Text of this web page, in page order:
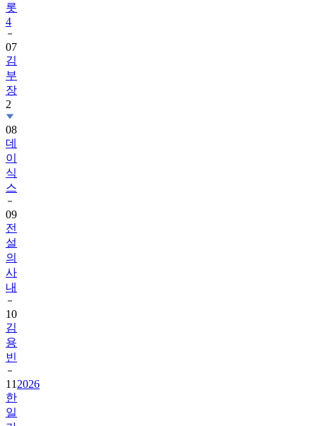
롯
4
07
김
부
장
2
08
데
이
식
스
09
전
설
의
사
내
10
김
용
빈
11 2026
한
일